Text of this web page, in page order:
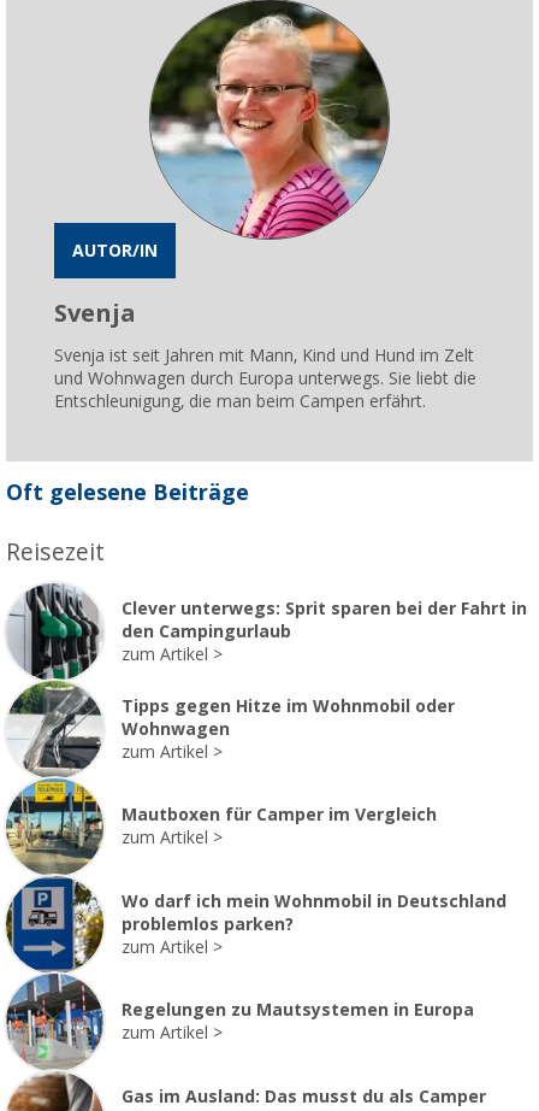
AUTOR/IN
Svenja
Svenja ist seit Jahren mit Mann, Kind und Hund im Zelt
und Wohnwagen durch Europa unterwegs. Sie liebt die
Entschleunigung, die man beim Campen erfährt.
Oft gelesene Beiträge
Reisezeit
Clever unterwegs: Sprit sparen bei der Fahrt in
den Campingurlaub
zum Artikel
Tipps gegen Hitze im Wohnmobil oder
Wohnwagen
zum Artikel
Mautboxen für Camper im Vergleich
zum Artikel
Wo darf ich mein Wohnmobil in Deutschland
problemlos parken?
zum Artikel
Regelungen zu Mautsystemen in Europa
zum Artikel
Gas im Ausland: Das musst du als Camper